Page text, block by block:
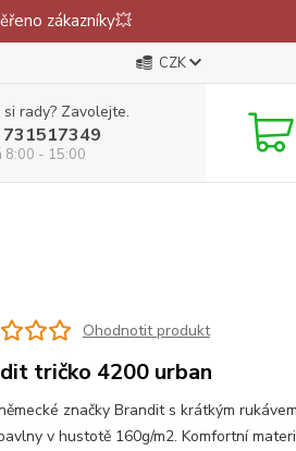
zákazníky💥
CZK
rady? Zavolejte.
8:00 - 15:00
Ohodnotit produkt
tričko 4200 urban
značky Brandit s krátkým
v hustotě 160g/m2. Komfortní